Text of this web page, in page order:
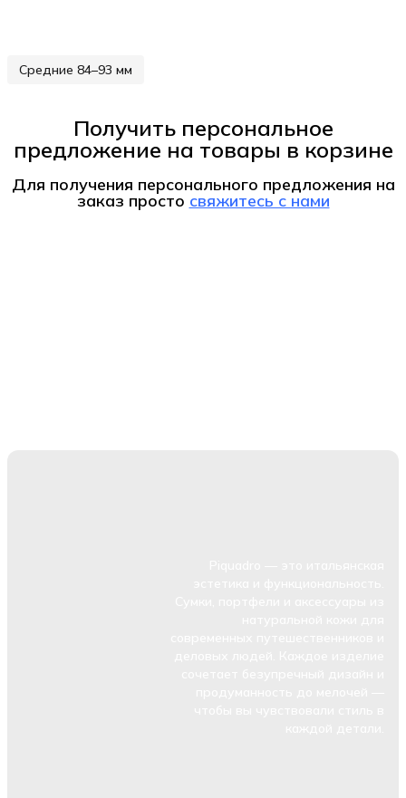
Средние 84–93 мм
Получить персональное
предложение на товары в корзине
Для получения персонального предложения на
заказ просто свяжитесь с нами